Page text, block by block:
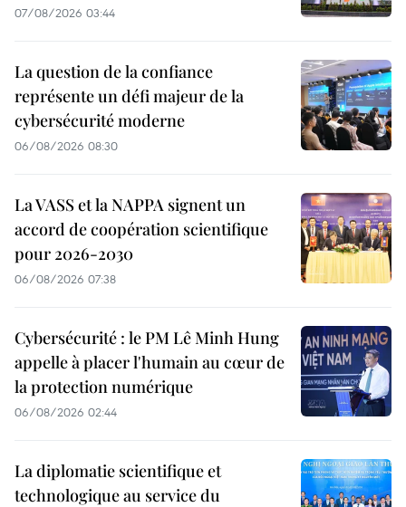
07/08/2026 03:44
La question de la confiance
représente un défi majeur de la
cybersécurité moderne
06/08/2026 08:30
La VASS et la NAPPA signent un
accord de coopération scientifique
pour 2026-2030
06/08/2026 07:38
Cybersécurité : le PM Lê Minh Hung
appelle à placer l'humain au cœur de
la protection numérique
06/08/2026 02:44
La diplomatie scientifique et
technologique au service du